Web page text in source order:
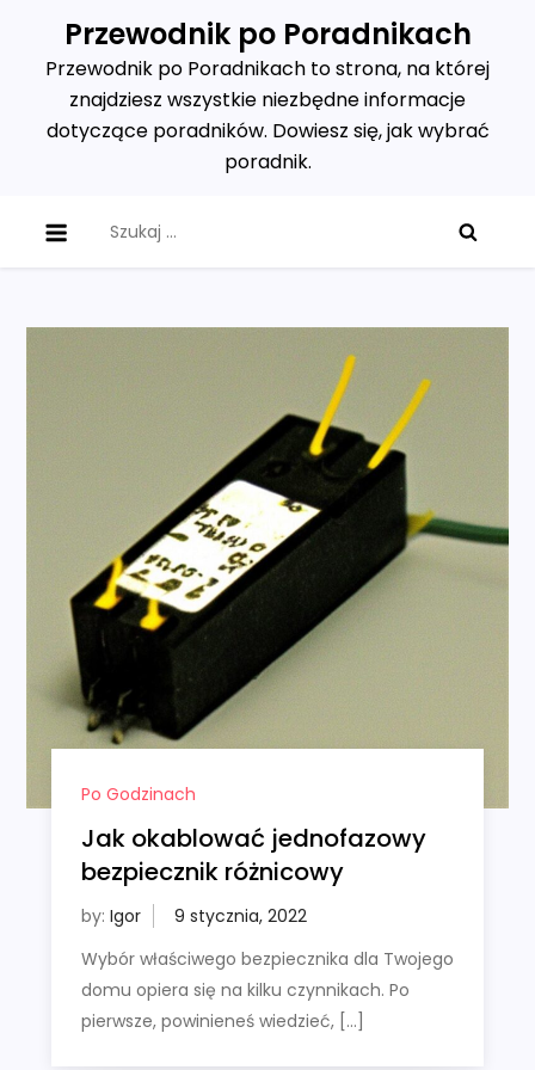
content
Przewodnik po Poradnikach
Przewodnik po Poradnikach to strona, na której
znajdziesz wszystkie niezbędne informacje
dotyczące poradników. Dowiesz się, jak wybrać
poradnik.
Po Godzinach
Jak okablować jednofazowy
bezpiecznik różnicowy
by: Igor
Wybór właściwego bezpiecznika dla Twojego
domu opiera się na kilku czynnikach. Po
pierwsze, powinieneś wiedzieć, […]